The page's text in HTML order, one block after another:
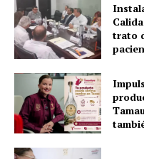
trato